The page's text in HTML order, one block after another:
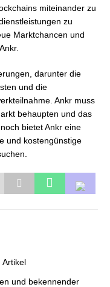
miteinander zu
zu
Marktchancen und
darunter die
und die
Ankr muss
behaupten und das
bietet Ankr eine
und kostengünstige
Artikel
und bekennender